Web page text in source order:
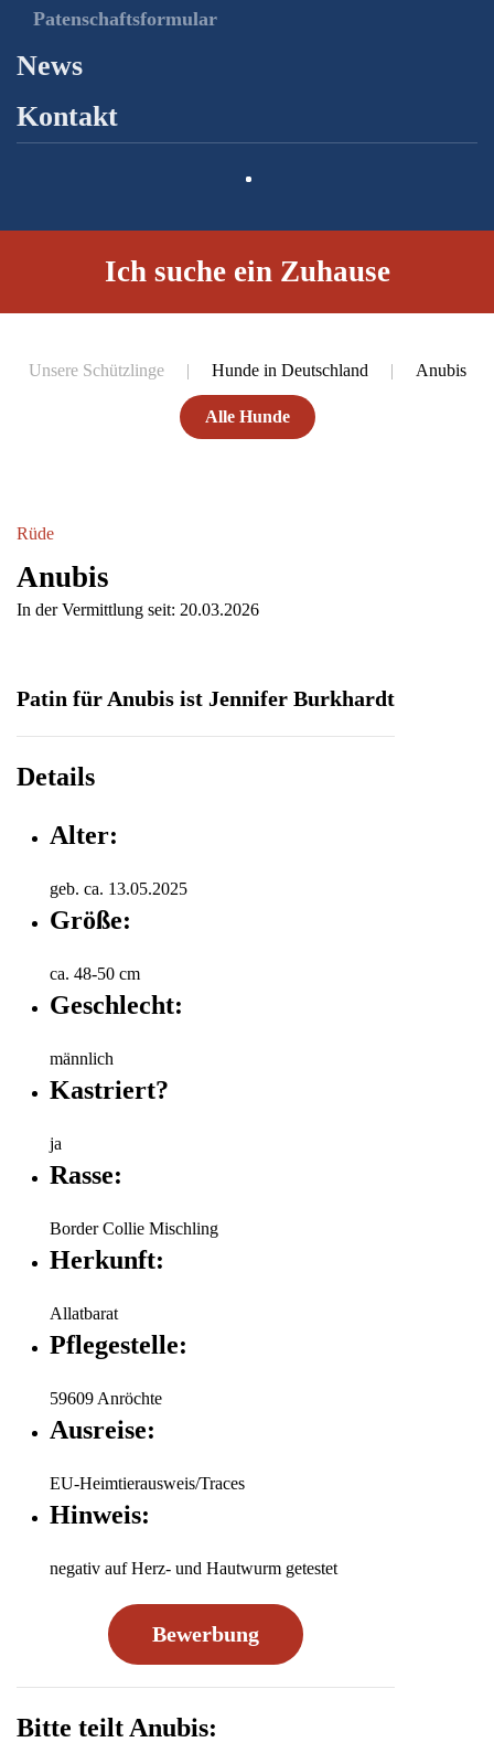
Patenschaftsformular
News
Kontakt
Ich suche ein Zuhause
Unsere Schützlinge Hunde in Deutschland Anubis
Alle Hunde
Rüde
Anubis
In der Vermittlung seit: 20.03.2026
Patin für Anubis ist Jennifer Burkhardt
Details
Alter:
geb. ca. 13.05.2025
Größe:
ca. 48-50 cm
Geschlecht:
männlich
Kastriert?
ja
Rasse:
Border Collie Mischling
Herkunft:
Allatbarat
Pflegestelle:
59609 Anröchte
Ausreise:
EU-Heimtierausweis/Traces
Hinweis:
negativ auf Herz- und Hautwurm getestet
Bewerbung
Bitte teilt Anubis: